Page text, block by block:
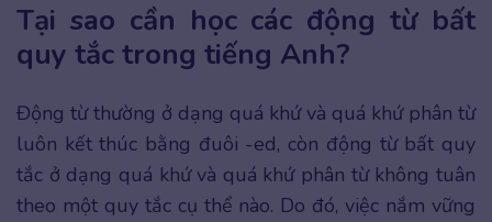
Tại sao cần học các động từ bất
quy tắc trong tiếng Anh?
Động từ thường ở dạng quá khứ và quá khứ phân từ
luôn kết thúc bằng đuôi -ed, còn động từ bất quy
tắc ở dạng quá khứ và quá khứ phân từ không tuân
theo một quy tắc cụ thể nào. Do đó, việc nắm vững